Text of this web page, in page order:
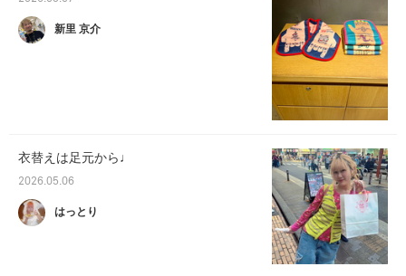
新里 京介
衣替えは足元から♩
2026.05.06
はっとり